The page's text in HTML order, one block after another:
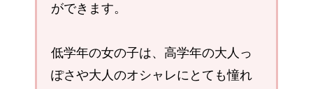
ができます。
低学年の女の子は、高学年の大人っ
ぽさや大人のオシャレにとても憧れ